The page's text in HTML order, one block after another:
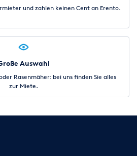
und zahlen keinen Cent an Erento.
Auswahl
Rasenmäher: bei uns finden Sie alles
zur Miete.